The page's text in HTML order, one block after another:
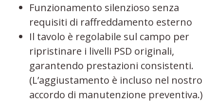
Funzionamento silenzioso senza
requisiti di raffreddamento esterno
Il tavolo è regolabile sul campo per
ripristinare i livelli PSD originali,
garantendo prestazioni consistenti.
(L’aggiustamento è incluso nel nostro
accordo di manutenzione preventiva.)